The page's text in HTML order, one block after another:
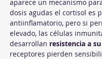
aparece un mecanismo
dosis agudas el cortisol es
antiinflamatorio, pero si
elevado, las células
desarrollan resistencia a
receptores pierden